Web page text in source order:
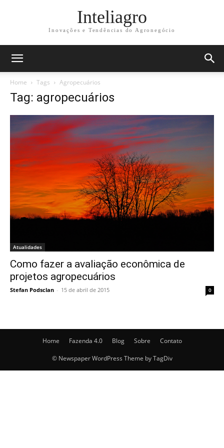
Inteliagro
Inovações e Tendências do Agronegócio
Home Tags Agropecuários
Tag: agropecuários
Atualidades
Como fazer a avaliação econômica de
projetos agropecuários
Stefan Podsclan - 15 de abril de 2015 0
Home Fazenda 4.0 Blog Sobre Contato
© Newspaper WordPress Theme by TagDiv